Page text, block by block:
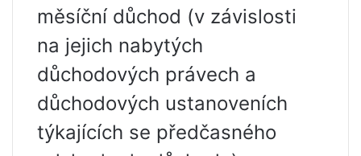
měsíční důchod (v závislosti
na jejich nabytých
důchodových právech a
důchodových ustanoveních
týkajících se předčasného